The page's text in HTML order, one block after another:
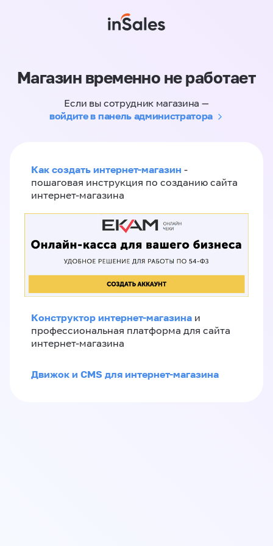
Магазин временно не работает
Если вы сотрудник магазина —
войдите в панель администратора
Как создать интернет-магазин -
пошаговая инструкция по созданию сайта
интернет-магазина
Конструктор интернет-магазина и
профессиональная платформа для сайта
интернет-магазина
Движок и CMS для интернет-магазина